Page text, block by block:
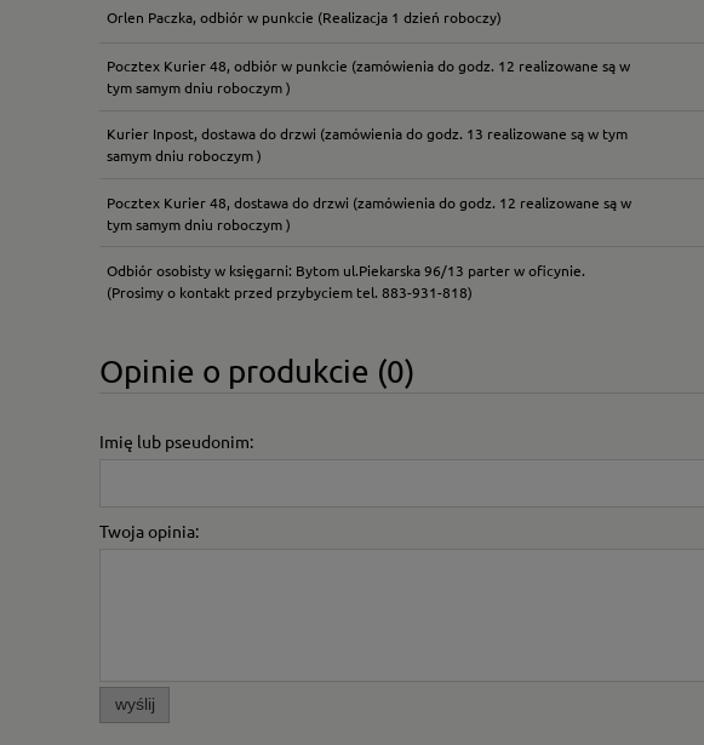
Orlen Paczka, odbiór w punkcie (Realizacja 1 dzień roboczy)
Pocztex Kurier 48, odbiór w punkcie (zamówienia do godz. 12 realizowane są w
tym samym dniu roboczym )
Kurier Inpost, dostawa do drzwi (zamówienia do godz. 13 realizowane są w tym
samym dniu roboczym )
Pocztex Kurier 48, dostawa do drzwi (zamówienia do godz. 12 realizowane są w
tym samym dniu roboczym )
Odbiór osobisty w księgarni: Bytom ul.Piekarska 96/13 parter w oficynie.
(Prosimy o kontakt przed przybyciem tel. 883-931-818)
Opinie o produkcie (0)
Imię lub pseudonim:
Twoja opinia:
wyślij